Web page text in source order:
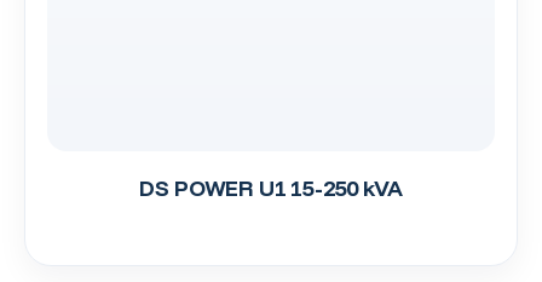
DS POWER U1 15-250 kVA